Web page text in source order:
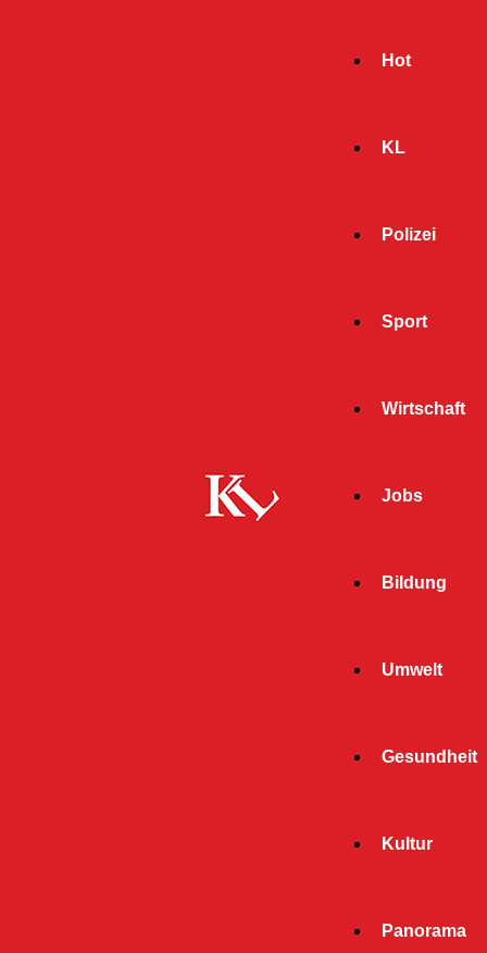
Hot
KL
Polizei
Sport
Wirtschaft
Jobs
Bildung
Umwelt
Gesundheit
Kultur
Panorama